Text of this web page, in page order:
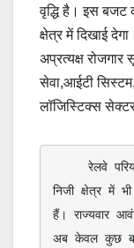
वृद्धि है। इस बजट
क्षेत्र में दिखाई
अप्रत्यक्ष रोजगार
सेवा,आईटी
लॉजिस्टिक्स
निजी क्षेत्र में
हैं। राज्यवार
अब केवल कुछ बड़े